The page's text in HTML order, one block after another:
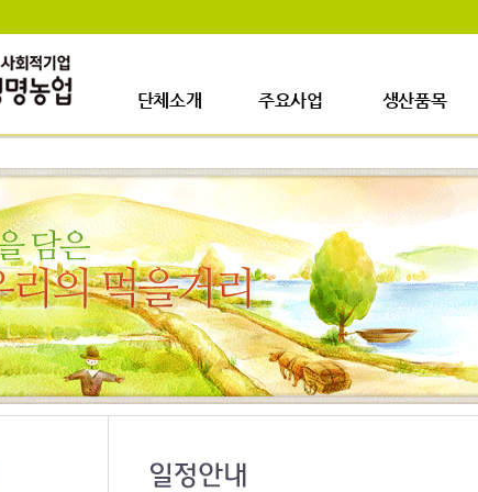
단체소개
인사말
걸어온길
사업이력
업무안내
오시는길
일정안내
주요사업
사업장소개
생산시설소개
주요사업내용
생산품목
생산품목